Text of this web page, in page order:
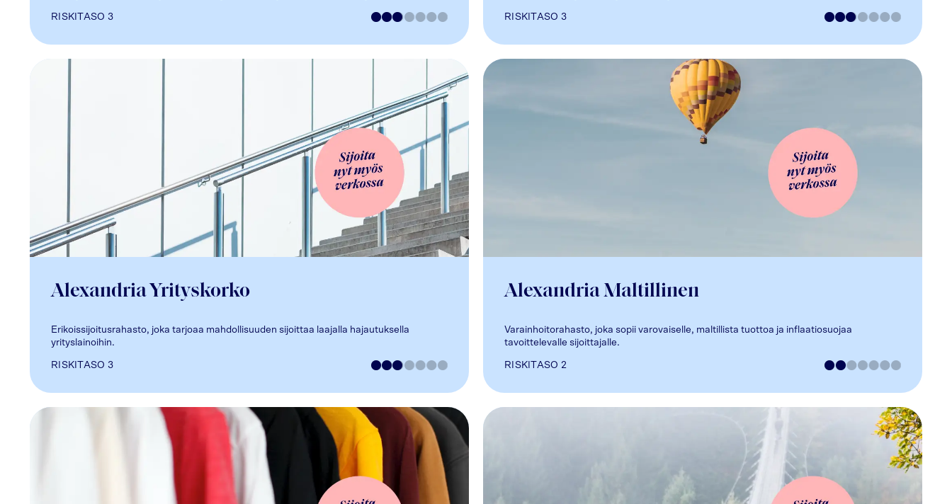
RISKITASO 3 RISKITASO 3
Alexandria Yrityskorko
Erikoissijoitusrahasto, joka tarjoaa mahdollisuuden sijoittaa laajalla hajautuksella
yrityslainoihin.
RISKITASO 3
Alexandria Maltillinen
Varainhoitorahasto, joka sopii varovaiselle, maltillista tuottoa ja inflaatiosuojaa
tavoittelevalle sijoittajalle.
RISKITASO 2